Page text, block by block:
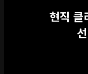
현직 클